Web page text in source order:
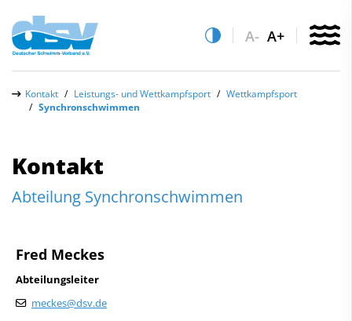
A- A+
Kontakt Leistungs- und Wettkampfsport
Wettkampfsport
Synchronschwimmen
Kontakt
Abteilung Synchronschwimmen
Fred Meckes
Abteilungsleiter
meckes@dsv.de
Über uns
Service
Kontakt
Verwaltung / Administration
Quicklinks
Zentrale Hinweisstelle
Anti-Doping
Recht auf sicheren Schwimmsport